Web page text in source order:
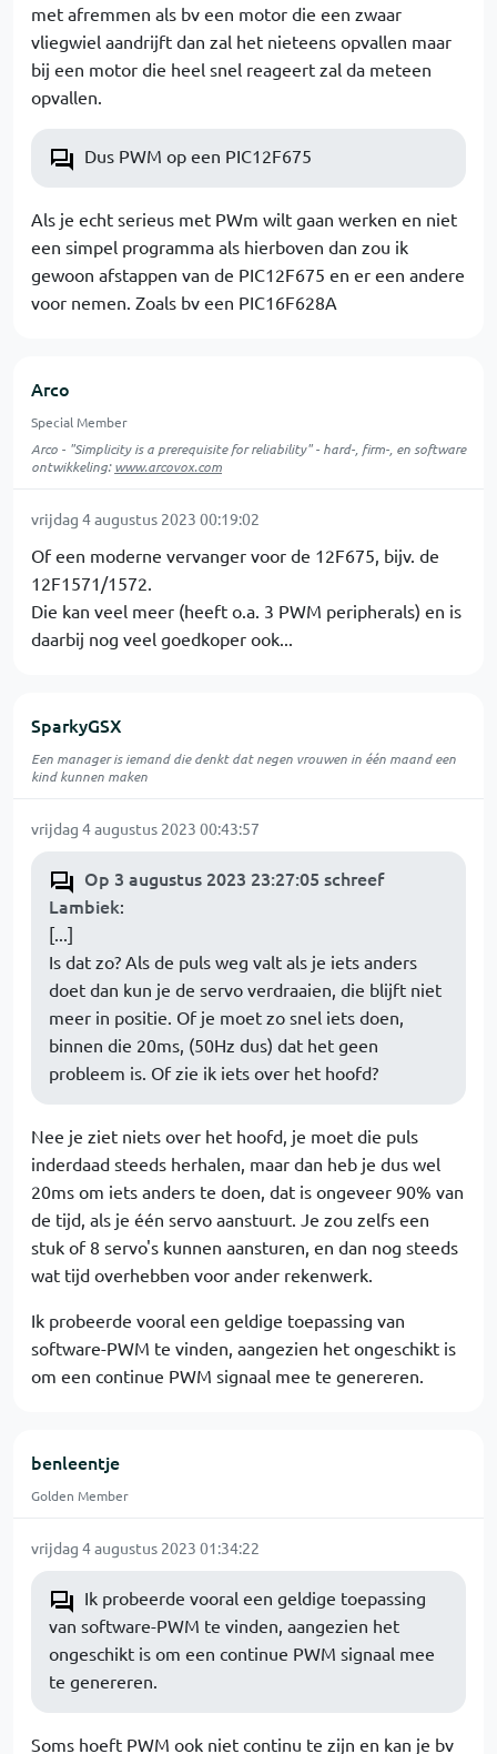
met afremmen als bv een motor die een zwaar
vliegwiel aandrijft dan zal het nieteens opvallen maar
bij een motor die heel snel reageert zal da meteen
opvallen.
Dus PWM op een PIC12F675
Als je echt serieus met PWm wilt gaan werken en niet
een simpel programma als hierboven dan zou ik
gewoon afstappen van de PIC12F675 en er een andere
voor nemen. Zoals bv een PIC16F628A
Arco
Special Member
Arco - "Simplicity is a prerequisite for reliability" - hard-, firm-, en software
ontwikkeling:www.arcovox.com
vrijdag 4 augustus 2023 00:19:02
Of een moderne vervanger voor de 12F675, bijv. de
12F1571/1572.
Die kan veel meer (heeft o.a. 3 PWM peripherals) en is
daarbij nog veel goedkoper ook...
SparkyGSX
Een manager is iemand die denkt dat negen vrouwen in één maand een
kind kunnen maken
vrijdag 4 augustus 2023 00:43:57
Op 3 augustus 2023 23:27:05 schreef
Lambiek:
[...]
Is dat zo? Als de puls weg valt als je iets anders
doet dan kun je de servo verdraaien, die blijft niet
meer in positie. Of je moet zo snel iets doen,
binnen die 20ms, (50Hz dus) dat het geen
probleem is. Of zie ik iets over het hoofd?
Nee je ziet niets over het hoofd, je moet die puls
inderdaad steeds herhalen, maar dan heb je dus wel
20ms om iets anders te doen, dat is ongeveer 90% van
de tijd, als je één servo aanstuurt. Je zou zelfs een
stuk of 8 servo's kunnen aansturen, en dan nog steeds
wat tijd overhebben voor ander rekenwerk.
Ik probeerde vooral een geldige toepassing van
software-PWM te vinden, aangezien het ongeschikt is
om een continue PWM signaal mee te genereren.
benleentje
Golden Member
vrijdag 4 augustus 2023 01:34:22
Ik probeerde vooral een geldige toepassing
van software-PWM te vinden, aangezien het
ongeschikt is om een continue PWM signaal mee
te genereren.
Soms hoeft PWM ook niet continu te zijn en kan je bv